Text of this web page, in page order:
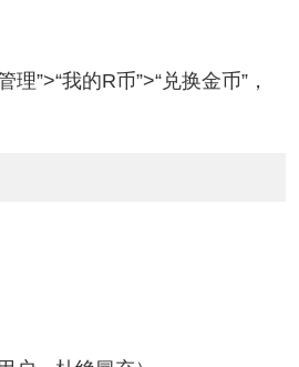
”>“我的R币”>“兑换金币”，